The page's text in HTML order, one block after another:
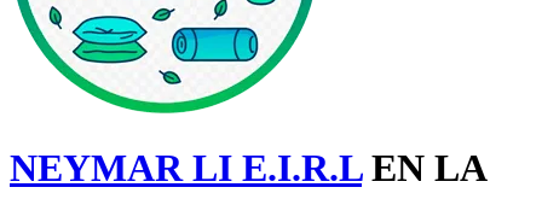
NEYMAR LI E.I.R.LEN LA